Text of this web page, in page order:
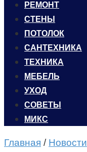
РЕМОНТ
СТЕНЫ
ПОТОЛОК
САНТЕХНИКА
ТЕХНИКА
МЕБЕЛЬ
УХОД
CОВЕТЫ
МИКС
Главная / Новости